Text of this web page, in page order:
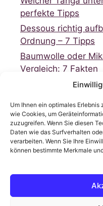
Um Ihnen ein optimales
wie Cookies, um
zuzugreifen. Wenn Sie diesen
Daten wie das Surfverhalten
verarbeiten. Wenn Sie Ihre
können bestimmte Merkmale
perfekte Tipps
Dessous richtig
Ordnung – 7 Tipps
Baumwolle oder
Vergleich: 7 Fakten
Dessous für große
Es sind keine